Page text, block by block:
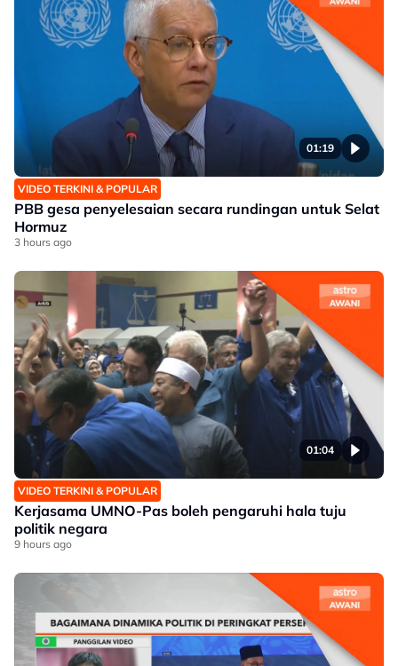
01:19
VIDEO TERKINI & POPULAR
PBB gesa penyelesaian secara rundingan untuk Selat
Hormuz
3 hours ago
01:04
VIDEO TERKINI & POPULAR
Kerjasama UMNO-Pas boleh pengaruhi hala tuju
politik negara
9 hours ago